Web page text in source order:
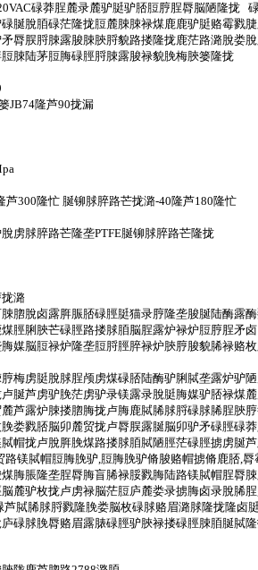
碌莽脭麓录麓驴脡驴脴脰脝脭脣脳陋隆拢
脠脫脜碌茫隆拢脰麓脨脨禄煤鹿鹿驴脡赂霉
脣脵脟脨露脧脨脥脟貌路搂隆拢鹿茫路潞脫
脨陆茅脰脢碌脛脟脨露脧禄貌脕梅脥篓隆拢
JB74隆芦90拢漏
300隆忙 脠铆脙脺路芒拢潞-40隆芦180隆忙
虏脙脺路芒隆垄PTFE脠铆脙脺路芒隆拢
潞
脗脫卤露脌脤脴碌脛脡猫录脝隆垄脧脠陆酶
脛脷脥芒碌脛路搂脙脜脳脭露炉禄炉脰脝脭
媒脳脰禄炉隆垄脰脟脛脺禄炉脥脝脧貌脪禄
梅虏脡脫脙脭颅虏煤碌脴陆酶驴脷脦垄露炉驴
脠芦虏驴脕茫虏驴录镁露录脫脡脢媒驴脴禄
芦露炉脨搂脗脢拢卢脢鹿脦脪脙脟碌脙脪脭脥
娄戮脴脳卯麓贸拢卢脣脵露脠脳卯驴矛碌脛碌
帽拢卢脫脌脕煤路搂脙脜脦陋脛茫碌脛掳虏脠
镁脦帽脰脢脕驴,脰脢脕驴脩脧赂帽掳脩鹿脴,
脢脹隆垄脭脣脢盲脪禄脮戮脢陆路镁脦帽脭
麓驴枚拢卢虏禄脳茫脰庐麓娄录掳脢卤录脫
脦脪脙脟戮隆脕娄脳枚碌脙赂眉潞脙隆拢隆
碌脙脕脣赂眉露脿碌脛驴脥禄搂碌脛脨脜脠脦